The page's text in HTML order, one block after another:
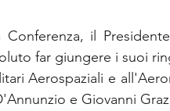
il
far giungere i suoi
Aerospaziali e
e Giovanni